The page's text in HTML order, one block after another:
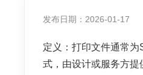
发布日期：2026-01-17
定义：打印文件通常
式，由设计或服务方提